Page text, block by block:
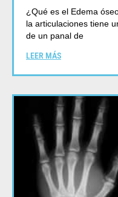
¿Qué es el Edema
la articulaciones tiene
de un panal de
LEER MÁS